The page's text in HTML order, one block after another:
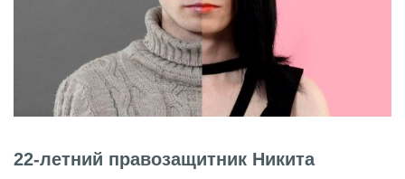
22-летний правозащитник Никита